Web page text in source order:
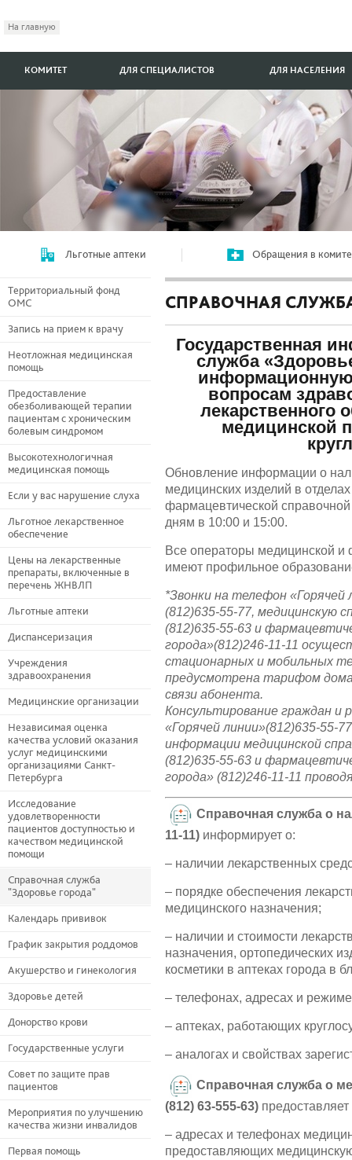
На главную
КОМИТЕТ ДЛЯ СПЕЦИАЛИСТОВ ДЛЯ НАСЕЛЕНИЯ
Льготные аптеки Обращения в
Территориальный фонд
ОМС
Запись на прием к врачу
Неотложная медицинская
помощь
Предоставление
обезболивающей терапии
пациентам с хроническим
болевым синдромом
Высокотехнологичная
медицинская помощь
Если у вас нарушение слуха
Льготное лекарственное
обеспечение
Цены на лекарственные
препараты, включенные в
перечень ЖНВЛП
Льготные аптеки
Диспансеризация
Учреждения
здравоохранения
Медицинские организации
Независимая оценка
качества условий оказания
услуг медицинскими
организациями Санкт-
Петербурга
Исследование
удовлетворенности
пациентов доступностью и
качеством медицинской
помощи
Справочная служба
"Здоровье города"
Календарь прививок
График закрытия роддомов
Акушерство и гинекология
Здоровье детей
Донорство крови
Государственные услуги
Совет по защите прав
пациентов
Мероприятия по улучшению
качества жизни инвалидов
Первая помощь
СПРАВОЧНАЯ
Государственная
служба
вопросам
лекарственного
медицинской
Обновление информации о
медицинских изделий в
фармацевтической
дням в 10:00 и 15:00.
Все операторы медицинской и
имеют профильное
*Звонки на телефон
(812)635-55-77, медицинскую
(812)635-55-63 и
города»(812)246-11-11
стационарных и мобильных
предусмотрена тарифом
связи абонента.
Консультирование граждан
«Горячей линии»(812)635-55-
информации медицинской
(812)635-55-63 и
города» (812)246-11-11
Справочная служба о
11-11) информирует о:
– наличии лекарственных
– порядке обеспечения
медицинского назначения;
– наличии и стоимости
назначения, ортопедических
косметики в аптеках города в
– телефонах, адресах и
– аптеках, работающих
– аналогах и свойствах
Справочная служба о
(812) 63-555-63)
– адресах и телефонах
предоставляющих